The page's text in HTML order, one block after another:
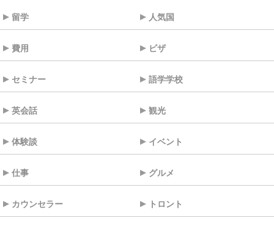
留学 人気国
費用 ビザ
セミナー 語学学校
英会話 観光
体験談 イベント
仕事 グルメ
カウンセラー トロント